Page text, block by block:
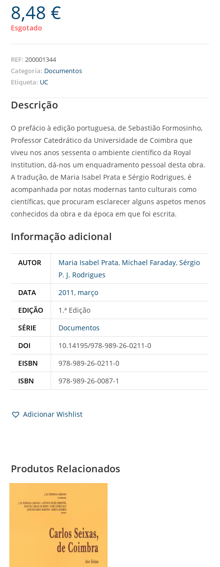
8,48 €
Esgotado
REF:200001344
Categoria: Documentos
Etiqueta: UC
Descrição
O prefácio à edição portuguesa, de Sebastião Formosinho,
Professor Catedrático da Universidade de Coimbra que
viveu nos anos sessenta o ambiente científico da Royal
Institution, dá-nos um enquadramento pessoal desta obra.
A tradução, de Maria Isabel Prata e Sérgio Rodrigues, é
acompanhada por notas modernas tanto culturais como
científicas, que procuram esclarecer alguns aspetos menos
conhecidos da obra e da época em que foi escrita.
Informação adicional
AUTOR Maria Isabel Prata, Michael Faraday,Sérgio
P. J. Rodrigues
DATA
2011, março
EDIÇÃO
1.ª Edição
SÉRIE
Documentos
DOI
10.14195/978-989-26-0211-0
EISBN
978-989-26-0211-0
ISBN
978-989-26-0087-1
Adicionar Wishlist
Produtos Relacionados